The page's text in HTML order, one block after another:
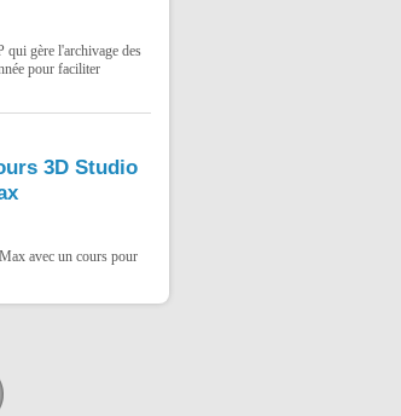
qui gère l'archivage des
pour faciliter
3D Studio
avec un cours pour